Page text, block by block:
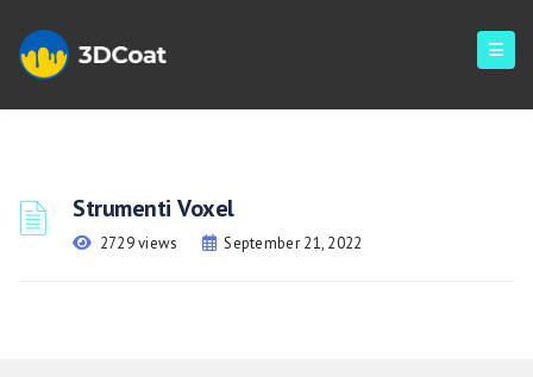
Strumenti Voxel
2729 views September 21, 2022